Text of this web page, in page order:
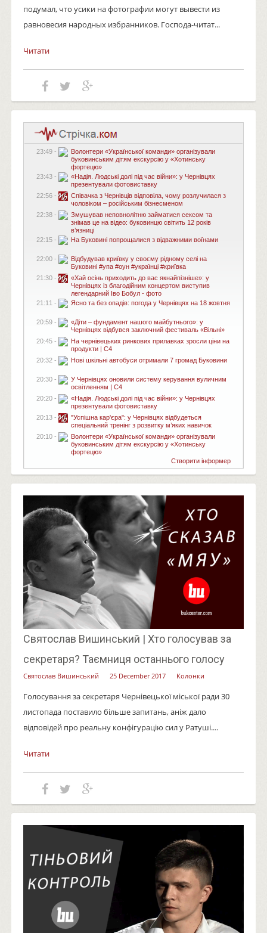
подумал, что усики на фотографии могут вывести из
равновесия народных избранников. Господа-читат...
Читати
23:49 -
Волонтери «Української команди» організували
буковинським дітям екскурсію у «Хотинську
фортецю»
23:43 -
«Надія. Людські долі під час війни»: у Чернівцях
презентували фотовиставку
22:56 -
Співачка з Чернівців відповіла, чому розлучилася з
чоловіком – російським бізнесменом
22:38 -
Змушував неповнолітню займатися сексом та
знімав це на відео: буковинцю світить 12 років
в’язниці
22:15 -
На Буковині попрощалися з відважними воїнами
22:00 -
Відбудував криївку у своєму рідному селі на
Буковині #упа #оун #українці #криївка
21:30 -
«Хай осінь приходить до вас якнайпізніше»: у
Чернівцях із благодійним концертом виступив
легендарний Іво Бобул - фото
21:11 -
Ясно та без опадів: погода у Чернівцях на 18 жовтня
20:59 -
«Діти – фундамент нашого майбутнього»: у
Чернівцях відбувся заключний фестиваль «Вільні»
20:45 -
На чернівецьких ринкових прилавках зросли ціни на
продукти | C4
20:32 -
Нові шкільні автобуси отримали 7 громад Буковини
20:30 -
У Чернівцях оновили систему керування вуличним
освітленням | C4
20:20 -
«Надія. Людські долі під час війни»: у Чернівцях
презентували фотовиставку
20:13 -
"Успішна кар'єра": у Чернівцях відбудеться
спеціальний тренінг з розвитку м’яких навичок
20:10 -
Волонтери «Української команди» організували
буковинським дітям екскурсію у «Хотинську
фортецю»
Створити інформер
Святослав Вишинський | Хто голосував за
секретаря? Таємниця останнього голосу
Святослав Вишинський 25 December 2017 Колонки
Голосування за секретаря Чернівецької міської ради 30
листопада поставило більше запитань, аніж дало
відповідей про реальну конфігурацію сил у Ратуші....
Читати